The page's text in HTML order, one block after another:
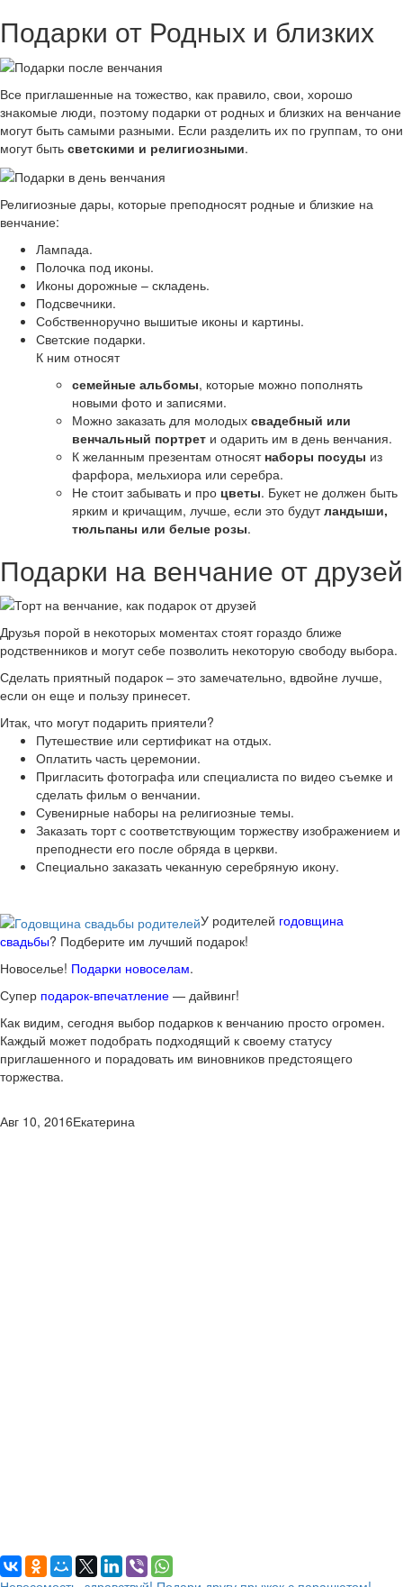
Подарки от Родных и близких
Все приглашенные на тожество, как правило, свои, хорошо
знакомые люди, поэтому подарки от родных и близких на венчание
могут быть самыми разными. Если разделить их по группам, то они
могут быть светскими и религиозными.
Религиозные дары, которые преподносят родные и близкие на
венчание:
Лампада.
Полочка под иконы.
Иконы дорожные – складень.
Подсвечники.
Собственноручно вышитые иконы и картины.
Светские подарки.
К ним относят
семейные альбомы, которые можно пополнять
новыми фото и записями.
Можно заказать для молодых свадебный или
венчальный портрет и одарить им в день венчания.
К желанным презентам относят наборы посуды из
фарфора, мельхиора или серебра.
Не стоит забывать и про цветы. Букет не должен быть
ярким и кричащим, лучше, если это будутландыши,
тюльпаны или белые розы.
Подарки на венчание от друзей
Друзья порой в некоторых моментах стоят гораздо ближе
родственников и могут себе позволить некоторую свободу выбора.
Сделать приятный подарок – это замечательно, вдвойне лучше,
если он еще и пользу принесет.
Итак, что могут подарить приятели?
Путешествие или сертификат на отдых.
Оплатить часть церемонии.
Пригласить фотографа или специалиста по видео съемке и
сделать фильм о венчании.
Сувенирные наборы на религиозные темы.
Заказать торт с соответствующим торжеству изображением и
преподнести его после обряда в церкви.
Специально заказать чеканную серебряную икону.
У родителей годовщина
свадьбы? Подберите им лучший подарок!
Новоселье! Подарки новоселам.
Супер подарок-впечатление — дайвинг!
Как видим, сегодня выбор подарков к венчанию просто огромен.
Каждый может подобрать подходящий к своему статусу
приглашенного и порадовать им виновников предстоящего
торжества.
Авг 10, 2016Екатерина